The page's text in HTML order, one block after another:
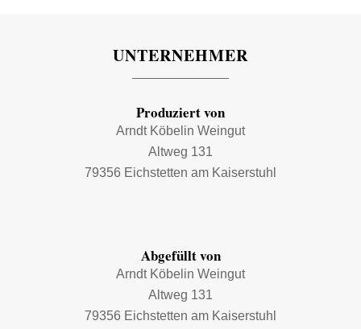
UNTERNEHMER
Produziert von
Arndt Köbelin Weingut
Altweg 131
79356 Eichstetten am Kaiserstuhl
Abgefüllt von
Arndt Köbelin Weingut
Altweg 131
79356 Eichstetten am Kaiserstuhl